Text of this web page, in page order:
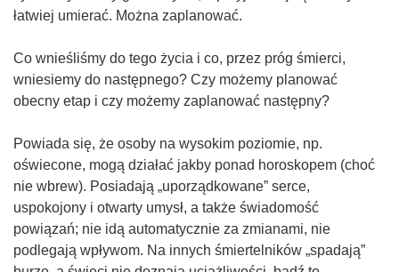
łatwiej umierać. Można zaplanować.
Co wnieśliśmy do tego życia i co, przez próg śmierci,
wniesiemy do następnego? Czy możemy planować
obecny etap i czy możemy zaplanować następny?
Powiada się, że osoby na wysokim poziomie, np.
oświecone, mogą działać jakby ponad horoskopem (choć
nie wbrew). Posiadają „uporządkowane” serce,
uspokojony i otwarty umysł, a także świadomość
powiązań; nie idą automatycznie za zmianami, nie
podlegają wpływom. Na innych śmiertelników „spadają”